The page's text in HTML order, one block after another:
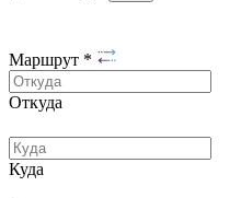
Маршрут *
Откуда
Куда